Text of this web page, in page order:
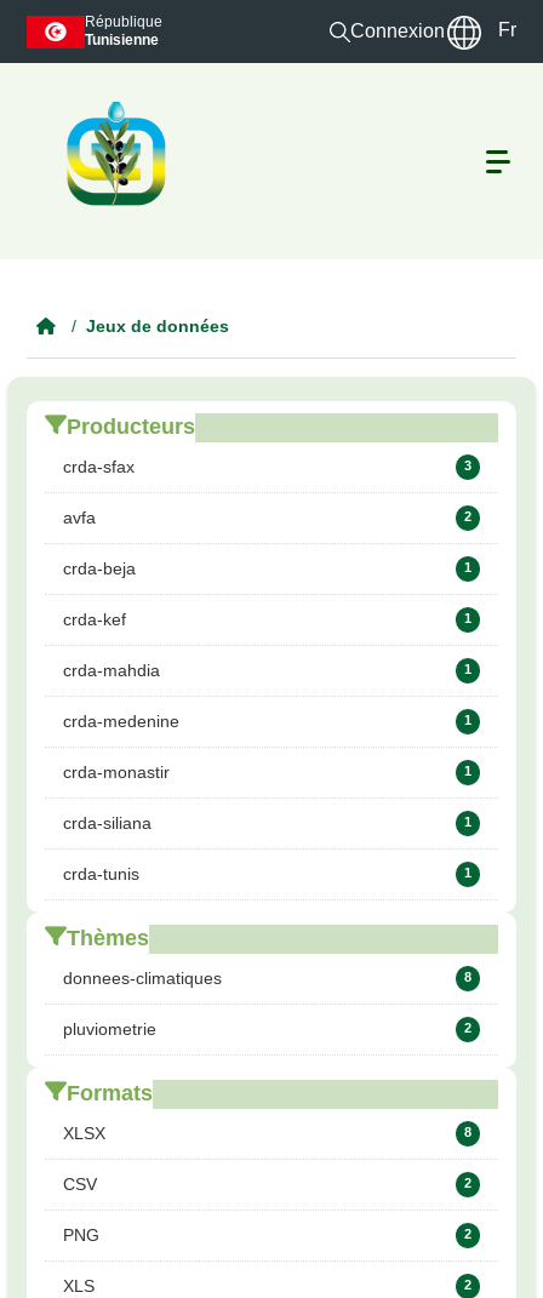
Skip to main content
République
Tunisienne
Connexion Fr
Jeux de données
Producteurs
crda-sfax 3
avfa 2
crda-beja 1
crda-kef 1
crda-mahdia 1
crda-medenine 1
crda-monastir 1
crda-siliana 1
crda-tunis 1
Thèmes
donnees-climatiques 8
pluviometrie 2
Formats
XLSX 8
CSV 2
PNG 2
XLS 2